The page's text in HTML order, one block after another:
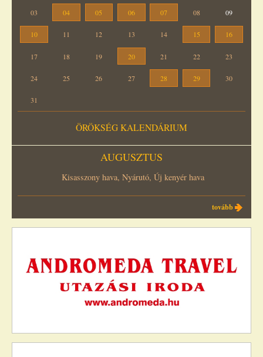
03 04 05 06 07 08 09
10 11 12 13 14 15 16
17 18 19 20 21 22 23
24 25 26 27 28 29 30
31
ÖRÖKSÉG KALENDÁRIUM
AUGUSZTUS
Kisasszony hava, Nyárutó, Új kenyér hava
tovább